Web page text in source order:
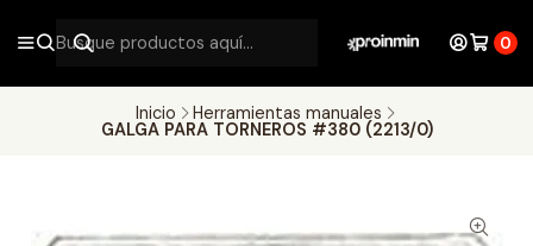
0
Inicio
Herramientas manuales
GALGA PARA TORNEROS #380 (2213/0)